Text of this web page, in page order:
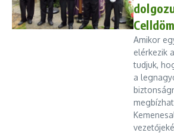
Amikor
elérkezik
tudjuk,
a